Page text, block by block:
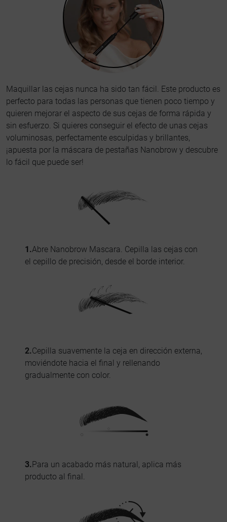
Maquillar las cejas nunca ha sido tan fácil. Este producto es
perfecto para todas las personas que tienen poco tiempo y
quieren mejorar el aspecto de sus cejas de forma rápida y
sin esfuerzo. Si quieres conseguir el efecto de unas cejas
voluminosas, perfectamente esculpidas y brillantes,
¡apuesta por la máscara de pestañas Nanobrow y descubre
lo fácil que puede ser!
1.Abre Nanobrow Mascara. Cepilla las cejas con
el cepillo de precisión, desde el borde interior.
2.Cepilla suavemente la ceja en dirección externa,
moviéndote hacia el final y rellenando
gradualmente con color.
3.Para un acabado más natural, aplica más
producto al final.